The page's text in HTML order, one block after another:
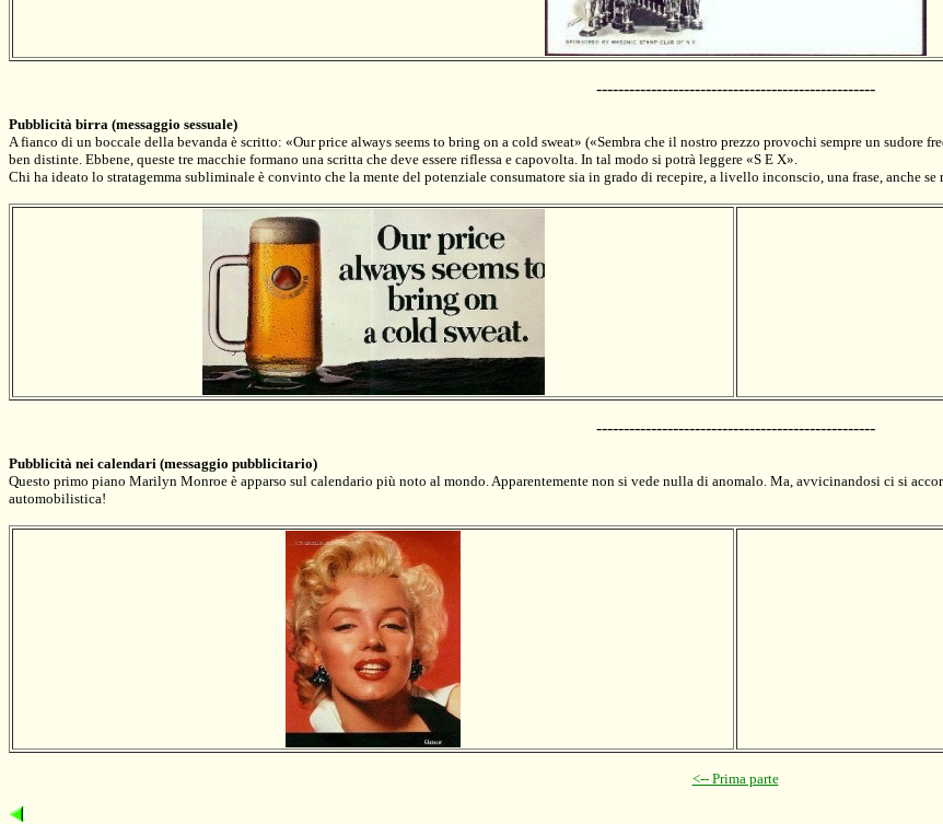
---------------------------------------------------
Pubblicità birra (messaggio sessuale)
A fianco di un boccale della bevanda è scritto: «Our price always seems to bring on a cold sweat» («Sembra che il nostro prezzo provochi sempre un sudore
ben distinte. Ebbene, queste tre macchie formano una scritta che deve essere riflessa e capovolta. In tal modo si potrà leggere «S E X».
Chi ha ideato lo stratagemma subliminale è convinto che la mente del potenziale consumatore sia in grado di recepire, a livello inconscio, una frase, anche se
---------------------------------------------------
Pubblicità nei calendari (messaggio pubblicitario)
Questo primo piano Marilyn Monroe è apparso sul calendario più noto al mondo. Apparentemente non si vede nulla di anomalo. Ma, avvicinandosi ci si
automobilistica!
<-- Prima parte